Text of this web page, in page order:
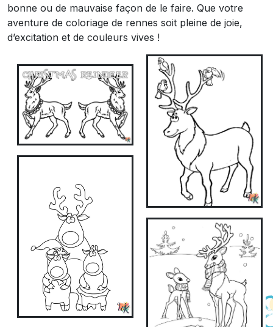
bonne ou de mauvaise façon de le faire. Que votre
aventure de coloriage de rennes soit pleine de joie,
d’excitation et de couleurs vives !